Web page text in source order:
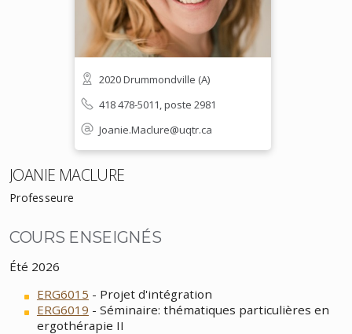
2020 Drummondville (A)
418 478-5011, poste 2981
Joanie.Maclure@uqtr.ca
JOANIE MACLURE
Professeure
COURS ENSEIGNÉS
Été 2026
ERG6015 - Projet d'intégration
ERG6019 - Séminaire: thématiques particulières en
ergothérapie II